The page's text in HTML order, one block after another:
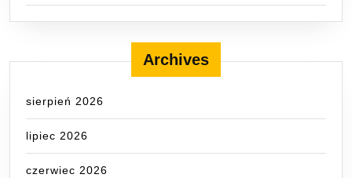
Archives
sierpień 2026
lipiec 2026
czerwiec 2026